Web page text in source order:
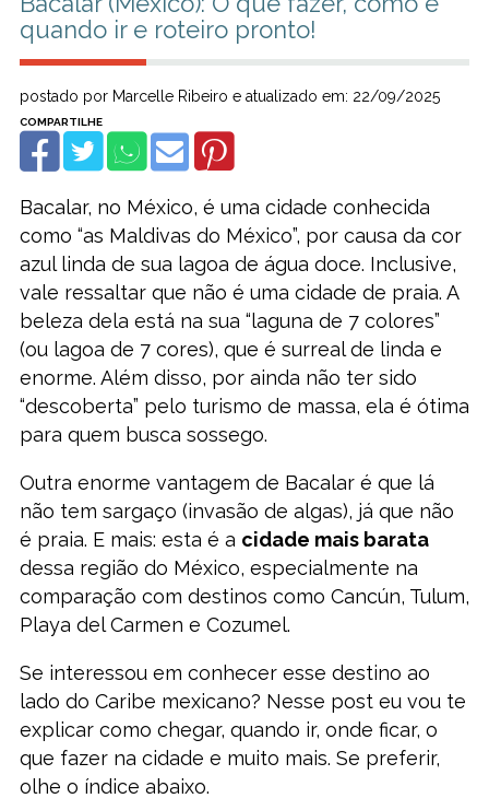
quando ir e roteiro pronto!
postado por Marcelle Ribeiro e atualizado em: 22/09/2025
Bacalar, no México, é uma cidade conhecida
como “as Maldivas do México”, por causa da cor
azul linda de sua lagoa de água doce. Inclusive,
vale ressaltar que não é uma cidade de praia. A
beleza dela está na sua “laguna de 7 colores”
(ou lagoa de 7 cores), que é surreal de linda e
enorme. Além disso, por ainda não ter sido
“descoberta” pelo turismo de massa, ela é ótima
para quem busca sossego.
Outra enorme vantagem de Bacalar é que lá
não tem sargaço (invasão de algas), já que não
é praia. E mais: esta é a cidade mais barata
dessa região do México, especialmente na
comparação com destinos como Cancún, Tulum,
Playa del Carmen e Cozumel.
Se interessou em conhecer esse destino ao
lado do Caribe mexicano? Nesse post eu vou te
explicar como chegar, quando ir, onde ficar, o
que fazer na cidade e muito mais. Se preferir,
olhe o índice abaixo.